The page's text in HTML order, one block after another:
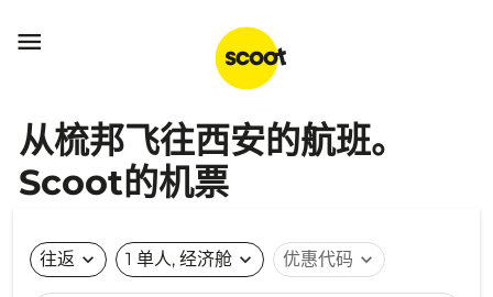

从梳邦飞往西安的航班。
Scoot的机票
往返 expand_more 1 单人, 经济舱 expand_more 优惠代码 expand_more